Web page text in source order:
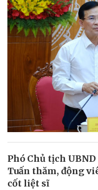
Phó Chủ tịch
Tuấn thăm, động
cốt liệt sĩ